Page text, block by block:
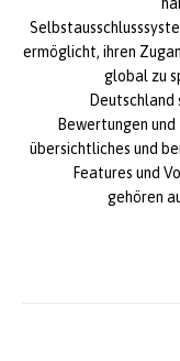
ermöglicht, ihren
global zu
Deutschland
Bewertungen
übersichtliches und
Features und
gehören